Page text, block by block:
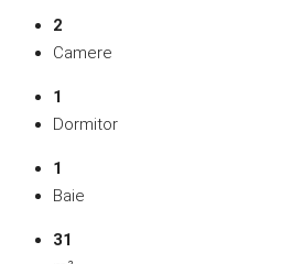
2
Camere
1
Dormitor
1
Baie
31